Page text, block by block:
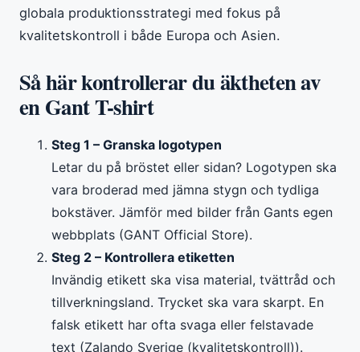
globala produktionsstrategi med fokus på
kvalitetskontroll i både Europa och Asien.
Så här kontrollerar du äktheten av
en Gant T-shirt
Steg 1 – Granska logotypen
Letar du på bröstet eller sidan? Logotypen ska
vara broderad med jämna stygn och tydliga
bokstäver. Jämför med bilder från Gants egen
webbplats (GANT Official Store).
Steg 2 – Kontrollera etiketten
Invändig etikett ska visa material, tvättråd och
tillverkningsland. Trycket ska vara skarpt. En
falsk etikett har ofta svaga eller felstavade
text (Zalando Sverige (kvalitetskontroll)).